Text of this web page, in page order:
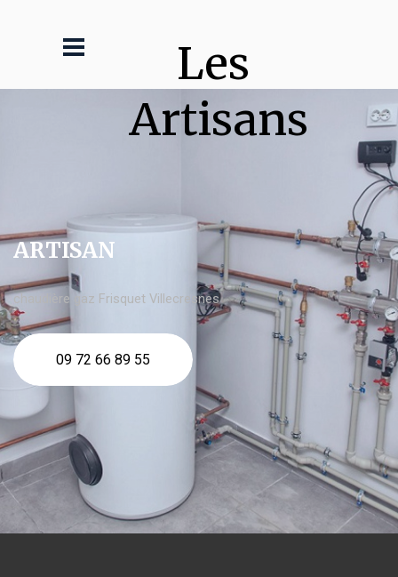
Les
Artisans
ARTISAN
chaudière gaz Frisquet Villecresnes
09 72 66 89 55